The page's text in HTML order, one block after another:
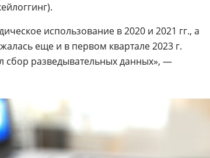
использование в 2020 и 2021 гг., а
еще и в первом квартале 2023 г.
сбор разведывательных данных», —